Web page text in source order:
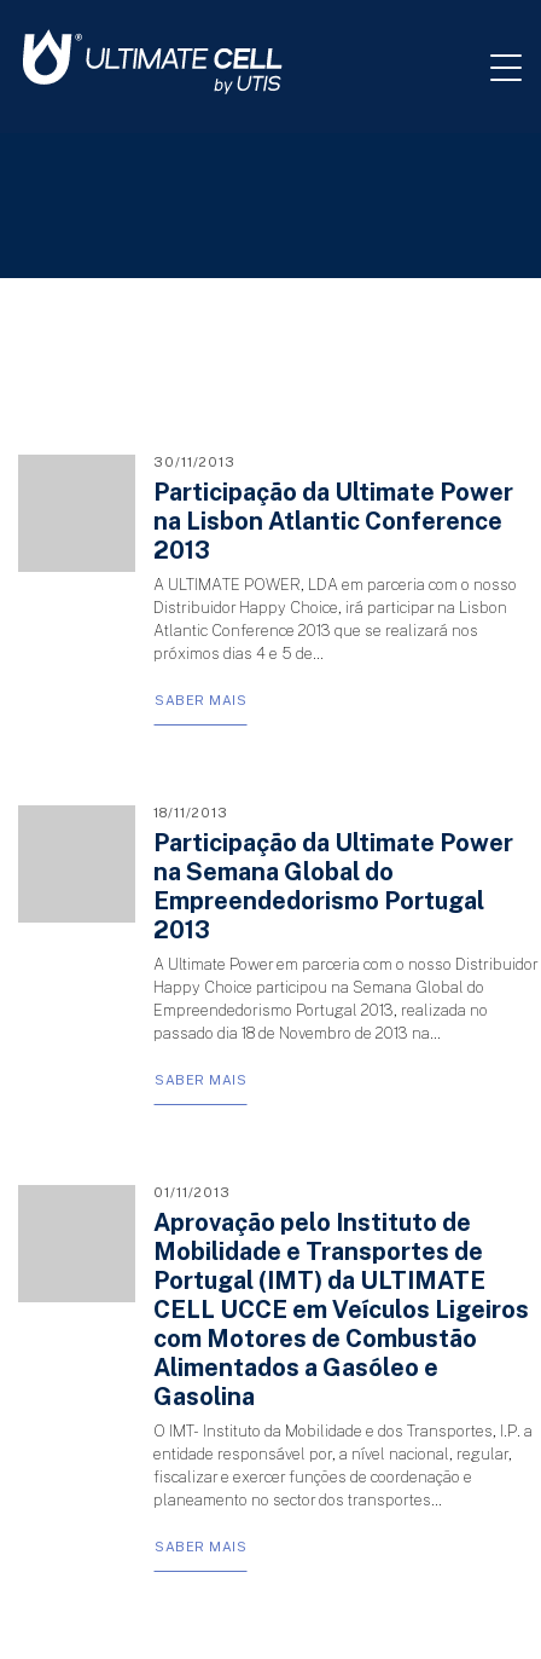
30/11/2013
Participação da Ultimate Power
na Lisbon Atlantic Conference
2013
A ULTIMATE POWER, LDA em parceria com o nosso
Distribuidor Happy Choice, irá participar na Lisbon
Atlantic Conference 2013 que se realizará nos
próximos dias 4 e 5 de...
SABER MAIS
18/11/2013
Participação da Ultimate Power
na Semana Global do
Empreendedorismo Portugal
2013
A Ultimate Power em parceria com o nosso Distribuidor
Happy Choice participou na Semana Global do
Empreendedorismo Portugal 2013, realizada no
passado dia 18 de Novembro de 2013 na...
SABER MAIS
01/11/2013
Aprovação pelo Instituto de
Mobilidade e Transportes de
Portugal (IMT) da ULTIMATE
CELL UCCE em Veículos Ligeiros
com Motores de Combustão
Alimentados a Gasóleo e
Gasolina
O IMT- Instituto da Mobilidade e dos Transportes, I.P. a
entidade responsável por, a nível nacional, regular,
fiscalizar e exercer funções de coordenação e
planeamento no sector dos transportes...
SABER MAIS